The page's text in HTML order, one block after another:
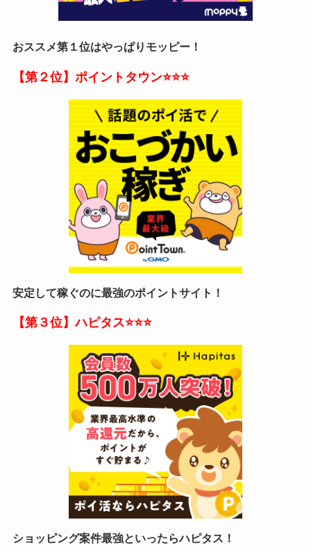
おススメ第１位はやっぱりモッピー！
【第２位】ポイントタウン⭐⭐⭐
安定して稼ぐのに最強のポイントサイト！
【第３位】ハピタス⭐⭐⭐
ショッピング案件最強といったらハピタス！